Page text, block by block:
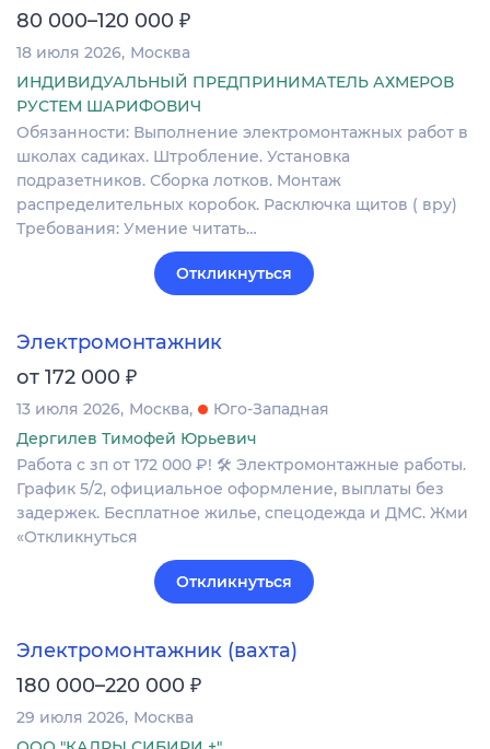
80 000–120 000 ₽
18 июля 2026 Москва
ИНДИВИДУАЛЬНЫЙ ПРЕДПРИНИМАТЕЛЬ АХМЕРОВ
РУСТЕМ ШАРИФОВИЧ
Обязанности: Выполнение электромонтажных работ в
школах садиках. Штробление. Установка
подразетников. Сборка лотков. Монтаж
распределительных коробок. Расключка щитов ( вру)
Требования: Умение читать…
Откликнуться
Электромонтажник
от 172 000 ₽
13 июля 2026 Москва
Юго-Западная
Дергилев Тимофей Юрьевич
Работа с зп от 172 000 ₽! 🛠 Электромонтажные работы.
График 5/2, официальное оформление, выплаты без
задержек. Бесплатное жилье, спецодежда и ДМС. Жми
«Откликнуться
Откликнуться
Электромонтажник (вахта)
180 000–220 000 ₽
29 июля 2026 Москва